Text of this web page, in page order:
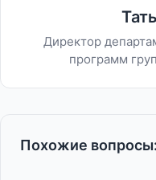
Директор
программ
Похожие вопросы: